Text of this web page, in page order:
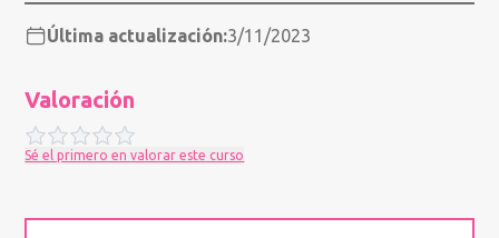
Última actualización:3/11/2023
Valoración
Sé el primero en valorar este curso